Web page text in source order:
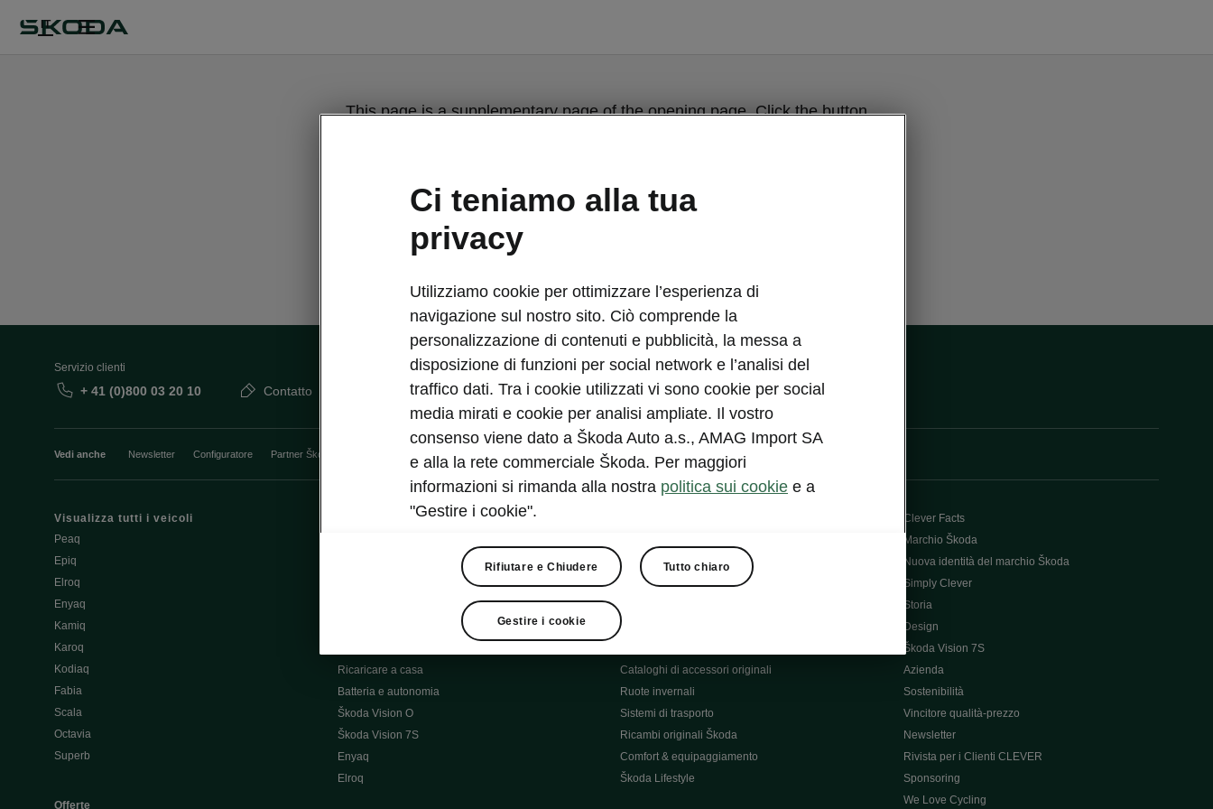
IT
This page is a supplementary page of the opening page. Click the button
Get back to the opening page.
Servizio clienti
+ 41 (0)800 03 20 10 Contatto
Vedi anche Newsletter Configuratore Partner Škoda
Visualizza tutti i veicoli
Peaq
Epiq
Elroq
Enyaq
Kamiq
Karoq
Kodiaq
Fabia
Scala
Octavia
Superb
Offerte
Assistenza e manutenzione delle iV
Aggiornamento software ME3.7
Ricaricare a casa
Batteria e autonomia
Škoda Vision O
Škoda Vision 7S
Enyaq
Elroq
Servizio veicoli
Danni alla carrozzeria
3G Sunset
Cataloghi di accessori originali
Ruote invernali
Sistemi di trasporto
Ricambi originali Škoda
Comfort & equipaggiamento
Škoda Lifestyle
Clever Facts
Marchio Škoda
Nuova identità del marchio Škoda
Simply Clever
Storia
Design
Škoda Vision 7S
Azienda
Sostenibilità
Vincitore qualità-prezzo
Newsletter
Rivista per i Clienti CLEVER
Sponsoring
We Love Cycling
Ci teniamo alla tua
privacy
Utilizziamo cookie per ottimizzare l’esperienza di
navigazione sul nostro sito. Ciò comprende la
personalizzazione di contenuti e pubblicità, la messa a
disposizione di funzioni per social network e l’analisi del
traffico dati. Tra i cookie utilizzati vi sono cookie per social
media mirati e cookie per analisi ampliate. Il vostro
consenso viene dato a Škoda Auto a.s., AMAG Import SA
e alla la rete commerciale Škoda. Per maggiori
informazioni si rimanda alla nostra politica sui cookie e a
"Gestire i cookie".
Rifiutare e Chiudere Tutto chiaro
Gestire i cookie